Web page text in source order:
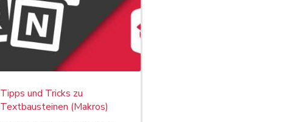
Tipps und Tricks zu
Textbausteinen (Makros)